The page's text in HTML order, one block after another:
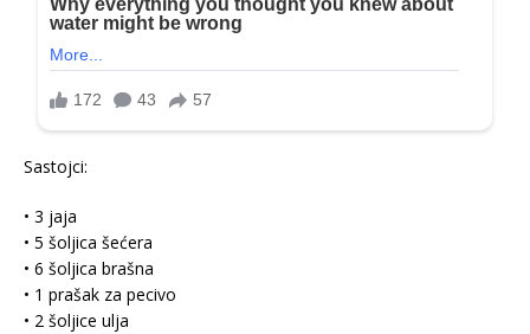
Sastojci:
• 3 jaja
• 5 šoljica šećera
• 6 šoljica brašna
• 1 prašak za pecivo
• 2 šoljice ulja